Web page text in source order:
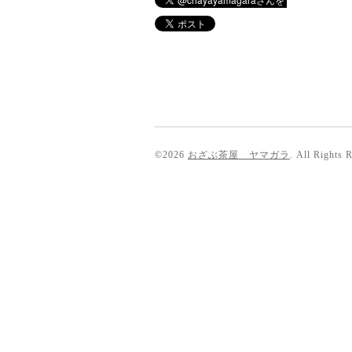
©2026 おざぶ茶屋 ヤマガラ . All Rights